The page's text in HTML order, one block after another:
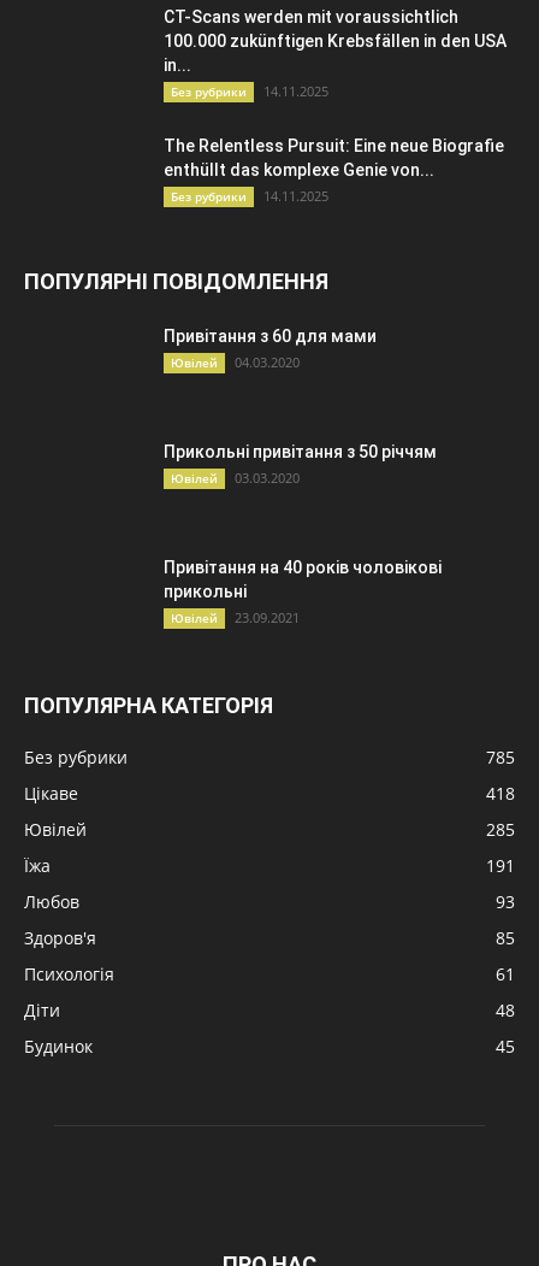
CT-Scans werden mit voraussichtlich
100.000 zukünftigen Krebsfällen in den USA
in...
Без рубрики 14.11.2025
The Relentless Pursuit: Eine neue Biografie
enthüllt das komplexe Genie von...
Без рубрики 14.11.2025
ПОПУЛЯРНІ ПОВІДОМЛЕННЯ
Привітання з 60 для мами
Ювілей 04.03.2020
Прикольні привітання з 50 річчям
Ювілей 03.03.2020
Привітання на 40 років чоловікові
прикольні
Ювілей 23.09.2021
ПОПУЛЯРНА КАТЕГОРІЯ
Без рубрики
785
Цікаве
418
Ювілей
285
Їжа
191
Любов
93
Здоров'я
85
Психологія
61
Діти
48
Будинок
45